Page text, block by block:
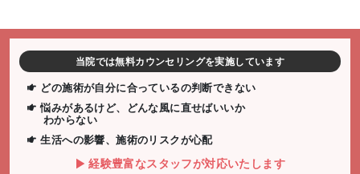
当院では無料カウンセリングを実施しています
どの施術が自分に合っているの判断できない
悩みがあるけど、どんな風に直せばいいか
わからない
生活への影響、施術のリスクが心配
経験豊富なスタッフが対応いたします